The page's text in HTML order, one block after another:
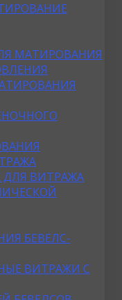
МАТИРОВАНИЯ
ДЛЯ ВИТРАЖА
БЕВЕЛС-
ВИТРАЖИ С